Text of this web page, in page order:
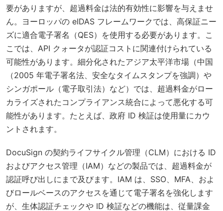
要がありますが、超過料金は法的有効性に影響を与えませ
ん。ヨーロッパの eIDAS フレームワークでは、高保証ニー
ズに適合電子署名（QES）を使用する必要があります。こ
こでは、API クォータが認証コストに関連付けられている
可能性があります。細分化されたアジア太平洋市場（中国
（2005 年電子署名法、安全なタイムスタンプを強調）や
シンガポール（電子取引法）など）では、超過料金がロー
カライズされたコンプライアンス統合によって悪化する可
能性があります。たとえば、政府 ID 検証は使用量にカウ
ントされます。
DocuSign の契約ライフサイクル管理（CLM）における ID
およびアクセス管理（IAM）などの製品では、超過料金が
認証呼び出しにまで及びます。IAM は、SSO、MFA、およ
びロールベースのアクセスを通じて電子署名を強化します
が、生体認証チェックや ID 検証などの機能は、従量課金